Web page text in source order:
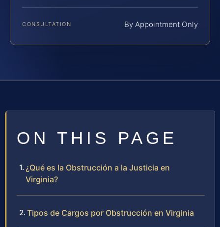
CONSULTATION By Appointment Only
ON THIS PAGE
¿Qué es la Obstrucción a la Justicia en
Virginia?
Tipos de Cargos por Obstrucción en Virginia